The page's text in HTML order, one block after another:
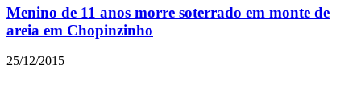
Menino de 11 anos morre soterrado em monte de
areia em Chopinzinho
25/12/2015